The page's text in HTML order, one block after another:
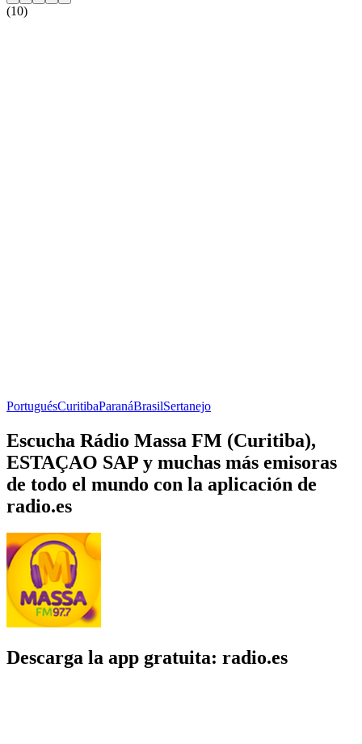
(10)
PortuguésCuritibaParanáBrasilSertanejo
Escucha Rádio Massa FM (Curitiba),
ESTAÇAO SAP y muchas más emisoras
de todo el mundo con la aplicación de
radio.es
Descarga la app gratuita: radio.es